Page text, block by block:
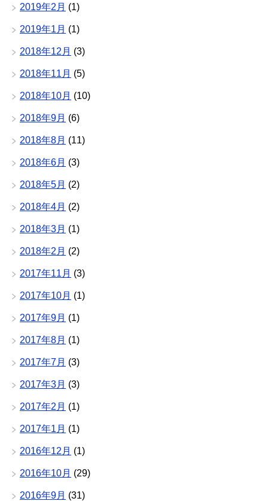
2019年2月 (1)
2019年1月 (1)
2018年12月 (3)
2018年11月 (5)
2018年10月 (10)
2018年9月 (6)
2018年8月 (11)
2018年6月 (3)
2018年5月 (2)
2018年4月 (2)
2018年3月 (1)
2018年2月 (2)
2017年11月 (3)
2017年10月 (1)
2017年9月 (1)
2017年8月 (1)
2017年7月 (3)
2017年3月 (3)
2017年2月 (1)
2017年1月 (1)
2016年12月 (1)
2016年10月 (29)
2016年9月 (31)